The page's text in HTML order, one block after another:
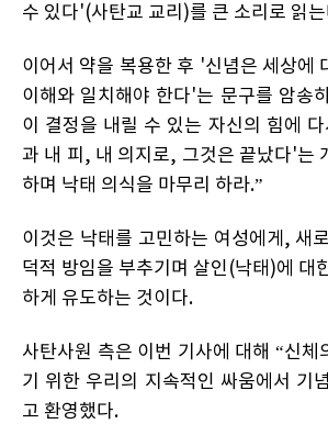
수 있다'(사탄교 교리)를 큰 소리로 읽
이어서 약을 복용한 후 '신념은 세상에
이해와 일치해야 한다'는 문구를 암송
이 결정을 내릴 수 있는 자신의 힘에
과 내 피, 내 의지로, 그것은 끝났다'는
하며 낙태 의식을 마무리 하라.”
이것은 낙태를 고민하는 여성에게, 새
덕적 방임을 부추기며 살인(낙태)에 대
하게 유도하는 것이다.
사탄사원 측은 이번 기사에 대해 “신체
기 위한 우리의 지속적인 싸움에서 기
고 환영했다.